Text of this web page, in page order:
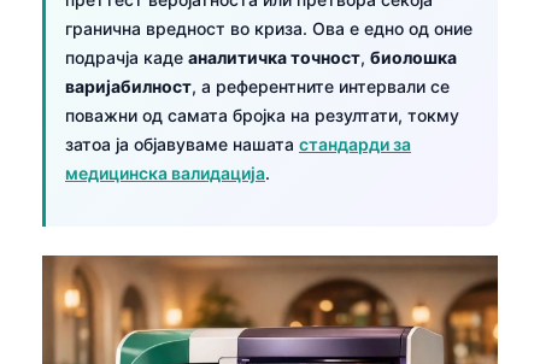
гранична вредност во криза. Ова е едно од оние
подрачја каде аналитичка точност, биолошка
варијабилност, а референтните интервали се
поважни од самата бројка на резултати, токму
затоа ја објавуваме нашата стандарди за
медицинска валидација.
Български
Dansk
Nederlands
Bahasa Indonesia
Հայերեն
Íslenska
Српски језик